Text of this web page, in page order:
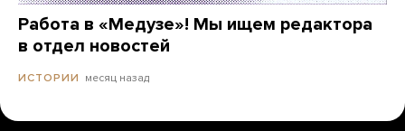
Работа в «Медузе»! Мы ищем редактора
в отдел новостей
ИСТОРИИ месяц назад